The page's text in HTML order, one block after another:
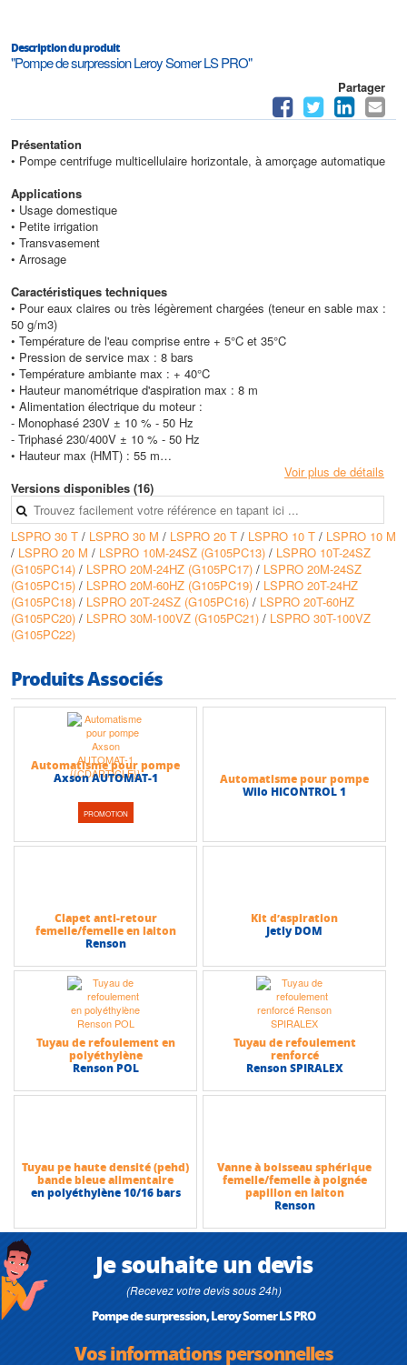
Description du produit
"Pompe de surpression Leroy Somer LS PRO"
Partager
Présentation
• Pompe centrifuge multicellulaire horizontale, à amorçage automatique
Applications
• Usage domestique
• Petite irrigation
• Transvasement
• Arrosage
Caractéristiques techniques
• Pour eaux claires ou très légèrement chargées (teneur en sable max :
50 g/m3)
• Température de l'eau comprise entre + 5°C et 35°C
• Pression de service max : 8 bars
• Température ambiante max : + 40°C
• Hauteur manométrique d'aspiration max : 8 m
• Alimentation électrique du moteur :
- Monophasé 230V ± 10 % - 50 Hz
- Triphasé 230/400V ± 10 % - 50 Hz
• Hauteur max (HMT) : 55 m
Voir plus de détails
Versions disponibles (16)
LSPRO 30 T / LSPRO 30 M / LSPRO 20 T / LSPRO 10 T / LSPRO 10 M
/ LSPRO 20 M / LSPRO 10M-24SZ (G105PC13) / LSPRO 10T-24SZ
(G105PC14) / LSPRO 20M-24HZ (G105PC17) / LSPRO 20M-24SZ
(G105PC15) / LSPRO 20M-60HZ (G105PC19) / LSPRO 20T-24HZ
(G105PC18) / LSPRO 20T-24SZ (G105PC16) / LSPRO 20T-60HZ
(G105PC20) / LSPRO 30M-100VZ (G105PC21) / LSPRO 30T-100VZ
(G105PC22)
Produits Associés
PROMOTION
Automatisme pour pompe
Axson AUTOMAT-1
Automatisme pour pompe
Wilo HICONTROL 1
Clapet anti-retour
femelle/femelle en laiton
Renson
Kit d’aspiration
Jetly DOM
Tuyau de refoulement en
polyéthylène
Renson POL
Tuyau de refoulement
renforcé
Renson SPIRALEX
Tuyau pe haute densité (pehd)
bande bleue alimentaire
en polyéthylène 10/16 bars
Vanne à boisseau sphérique
femelle/femelle à poignée
papillon en laiton
Renson
Je souhaite un devis
(Recevez votre devis sous 24h)
Pompe de surpression, Leroy Somer LS PRO
Vos informations personnelles